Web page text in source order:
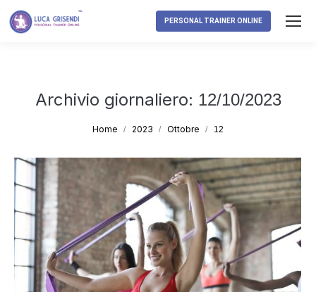
PERSONAL TRAINER ONLINE
Archivio giornaliero: 12/10/2023
Tu sei qui:
Home 2023 Ottobre 12